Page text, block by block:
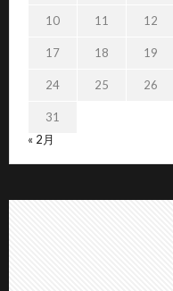
10 11 12
17 18 19
24 25 26
31
« 2月